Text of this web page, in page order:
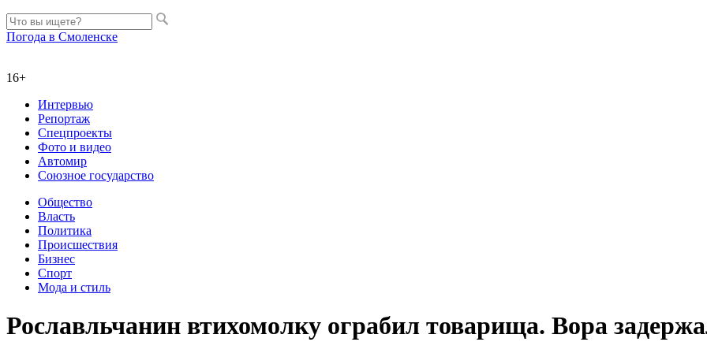
Погода в Смоленске
16+
Интервью
Репортаж
Спецпроекты
Фото и видео
Автомир
Союзное государство
Общество
Власть
Политика
Происшествия
Бизнес
Спорт
Мода и стиль
Рославльчанин втихомолку ограбил товарища. Вора